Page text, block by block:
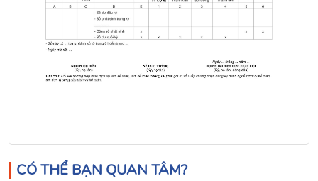
CÓ THỂ BẠN QUAN TÂM?